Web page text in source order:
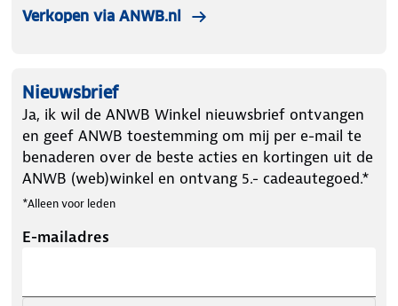
Verkopen via ANWB.nl
Nieuwsbrief
Ja, ik wil de ANWB Winkel nieuwsbrief ontvangen
en geef ANWB toestemming om mij per e-mail te
benaderen over de beste acties en kortingen uit de
ANWB (web)winkel en ontvang 5.- cadeautegoed.*
*Alleen voor leden
E-mailadres